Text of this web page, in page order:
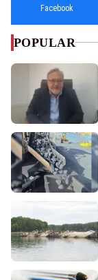
Facebook
POPULAR